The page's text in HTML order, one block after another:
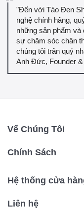
"Đến với Táo Đen
nghệ chính hãng,
những sản phẩm và
sự chăm sóc chân
chúng tôi trân quý
Anh Đức, Founder
Vể Chúng Tôi
Chính Sách
Hệ thống cửa
Liên hệ